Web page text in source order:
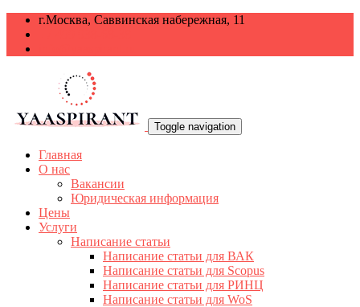
г.Москва, Саввинская набережная, 11
Toggle navigation
Главная
О нас
Вакансии
Юридическая информация
Цены
Услуги
Написание статьи
Написание статьи для ВАК
Написание статьи для Scopus
Написание статьи для РИНЦ
Написание статьи для WoS